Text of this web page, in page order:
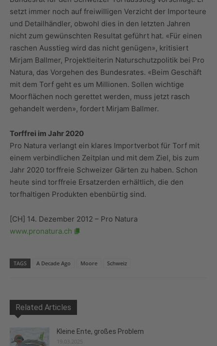
setzt immer noch auf freiwilligen Verzicht der Importeure
und Detailhändler, obwohl dies in den letzten Jahren
nicht zum gewünschten Resultat geführt hat. «Für einen
raschen Ausstieg wird das nicht genügen», kritisiert
Mirjam Ballmer, Projektleiterin Naturschutzpolitik bei Pro
Natura, das Vorgehen des Bundesrates. «Beim Geschäft
mit dem Torf geht es um Millionen. Sollen wichtige
Moorflächen noch gerettet werden, muss jetzt rasch
gehandelt werden», fordert Mirjam Ballmer.
Torffrei im Jahr 2020
Pro Natura verlangt ein klares Importverbot für Torf mit
einem verbindlichen Zeitplan und mit dem Ziel, bis zum
Jahr 2020 torffreie Schweizer Gärten zu haben. Schon
heute sind torffreie Ersatzerden erhältlich, die den
torfhaltigen Produkten ebenbürtig sind.
[CH] 14. Dezember 2012 – Pro Natura
www.pronatura.ch
TAGS A Decade Ago Moore Schweiz
Related Articles
Kleine Ente, großes Problem
19.03.2025